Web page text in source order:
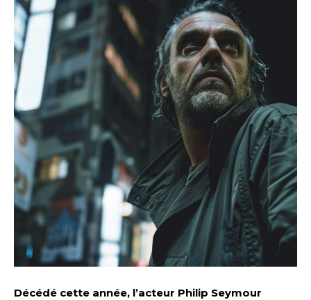
Décédé cette année, l’acteur Philip Seymour